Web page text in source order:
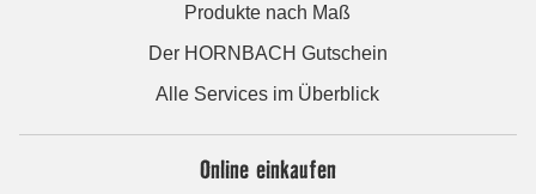
Produkte nach Maß
Der HORNBACH Gutschein
Alle Services im Überblick
Online einkaufen